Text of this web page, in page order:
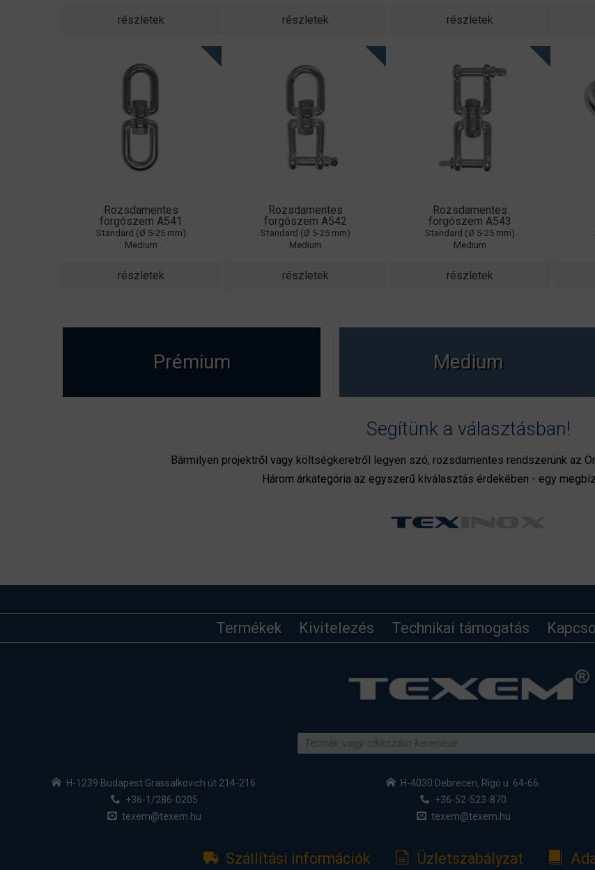
részletek részletek részletek
Rozsdamentes
forgószem A541
Standard (Ø 5-25 mm)
Medium
részletek
Rozsdamentes
forgószem A542
Standard (Ø 5-25 mm)
Medium
részletek
Rozsdamentes
forgószem A543
Standard (Ø 5-25 mm)
Medium
részletek
Prémium Medium
Segítünk a választásban!
Bármilyen projektről vagy költségkeretről legyen szó, rozsdamentes rendszerünk az
Három árkategória az egyszerű kiválasztás érdekében - egy
Termékek Kivitelezés Technikai támogatás
H-1239 Budapest Grassalkovich út 214-216.
+36-1/286-0205
texem@texem.hu
H-4030 Debrecen, Rigó u. 64-66.
+36-52-523-870
texem@texem.hu
Szállítási információk Üzletszabályzat